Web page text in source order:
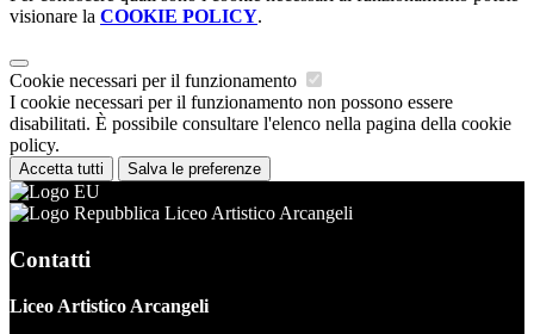
visionare la COOKIE POLICY.
Cookie necessari per il funzionamento
I cookie necessari per il funzionamento non possono essere
disabilitati. È possibile consultare l'elenco nella pagina della cookie
policy.
Accetta tutti Salva le preferenze
Liceo Artistico Arcangeli
Contatti
Liceo Artistico Arcangeli